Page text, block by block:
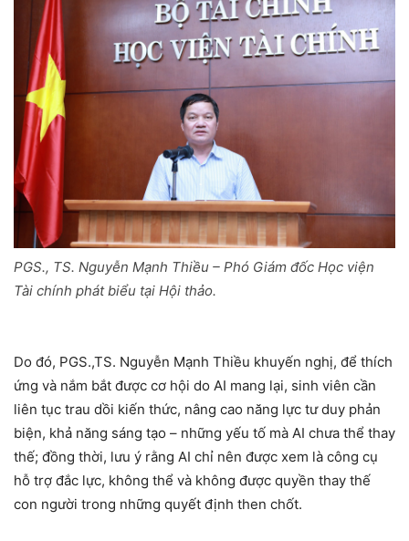
PGS., TS. Nguyễn Mạnh Thiều – Phó Giám đốc Học viện
Tài chính phát biểu tại Hội thảo.
Do đó, PGS.,TS. Nguyễn Mạnh Thiều khuyến nghị, để thích
ứng và nắm bắt được cơ hội do AI mang lại, sinh viên cần
liên tục trau dồi kiến thức, nâng cao năng lực tư duy phản
biện, khả năng sáng tạo – những yếu tố mà AI chưa thể thay
thế; đồng thời, lưu ý rằng AI chỉ nên được xem là công cụ
hỗ trợ đắc lực, không thể và không được quyền thay thế
con người trong những quyết định then chốt.